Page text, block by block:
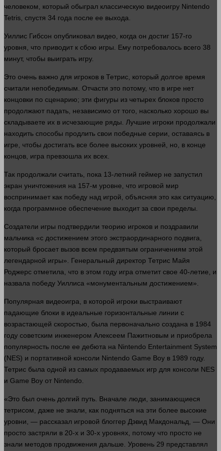
человеком, который обыграл классическую видеоигру Nintendo
Tetris, спустя 34 года после ее выхода.
Уиллис Гибсон опубликовал видео , когда он достиг 157-го
уровня, что приводит к сбою игры. Ему потребовалось всего 38
минут, чтобы выиграть игру.
Это очень важно для игроков в Тетрис, который долгое время
считали непобедимым. Отчасти это потому, что в игре нет
концовки по сценарию; эти фигуры из четырех блоков просто
продолжают падать, независимо от того, насколько хорошо вы
складываете их в исчезающие ряды. Лучшие игроки продолжали
находить способы продлить свои победные серии, оставаясь в
игре , чтобы достигать все более высоких уровней, но, в конце
концов, игра превзошла их всех.
Так продолжали считать, пока 13-летний геймер не запустил
экран уничтожения на 157-м уровне, что игровой мир
воспринимает как победу над игрой, объясняя это как ситуацию,
когда программное обеспечение выходит за свои пределы.
Создатели игры подтвердили теорию игроков и поздравили
мальчика «с достижением этого экстраординарного подвига,
который бросает вызов всем предвзятым ограничениям этой
легендарной игры». Генеральный директор Тетрис Майя
Роджерс отметила, что в этом году игра отметит свое 40-летие, и
назвала победу Уиллиса «монументальным достижением».
Популярная видеоигра, в которой игроки выстраивают
падающие блоки в идеальные горизонтальные линии с
возрастающей скоростью, была первоначально создана в 1984
году советским инженером Алексеем Пажитновым и приобрела
популярность после ее дебюта на Nintendo Entertainment System
(NES) и портативной консоли Nintendo Game Boy в 1989 году.
Тетрис была одной из самых продаваемых игр для консоли NES
и Game Boy от Nintendo.
«Это был очень долгий путь. Вначале люди , занимающиеся
тетрисом, даже не знали, как подняться на эти более высокие
уровни, — рассказал игровой блоггер Дэвид Макдональд, — Они
просто застряли в 20-х и 30-х уровнях, потому что просто не
знали методов продвижения дальше. Уровень 29 представлял